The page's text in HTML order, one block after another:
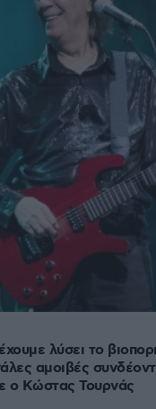
λύσει το
αμοιβές
ο Κώστας Τουρνάς